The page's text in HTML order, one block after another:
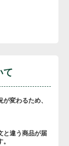
て
変わるため、
と違う商品が届